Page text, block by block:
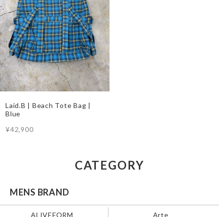
Laid.B | Beach Tote Bag |
Blue
¥42,900
CATEGORY
MENS BRAND
ALIVEFORM Arte